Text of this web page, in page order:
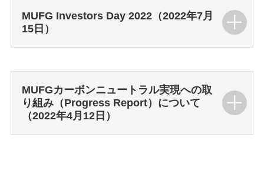
MUFG Investors Day 2022（2022年7月
15日）
MUFGカーボンニュートラル実現への取
り組み（Progress Report）について
（2022年4月12日）